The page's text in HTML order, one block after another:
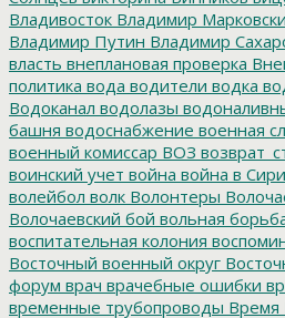
Владивосток Владимир
Владимир Путин Владимир
власть внеплановая проверка
политика вода водители водка
Водоканал водолазы
башня водоснабжение военная
военный комиссар ВОЗ
воинский учет война война в
волейбол волк Волонтеры
Волочаевский бой вольная
воспитательная колония
Восточный военный округ
форум врач врачебные ошибки
временные трубопроводы Время